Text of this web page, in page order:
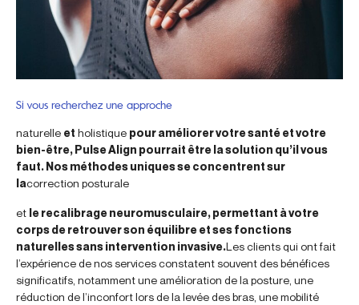
Si vous recherchez une approche
naturelle et holistique pour améliorer votre santé et votre
bien-être, Pulse Align pourrait être la solution qu’il vous
faut. Nos méthodes uniques se concentrent sur
lacorrection posturale
et le recalibrage neuromusculaire, permettant à votre
corps de retrouver son équilibre et ses fonctions
naturelles sans intervention invasive.Les clients qui ont fait
l’expérience de nos services constatent souvent des bénéfices
significatifs, notamment une amélioration de la posture, une
réduction de l’inconfort lors de la levée des bras, une mobilité